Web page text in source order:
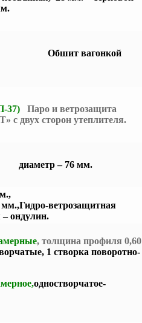
25 мм.
Обшит вагонкой
37)
Паро и ветрозащита
с двух сторон утеплителя.
– 76 мм.
мм.,Гидро-ветрозащитная
ондулин.
, толщина профиля 0,60
1 створка поворотно-
одностворчатое-